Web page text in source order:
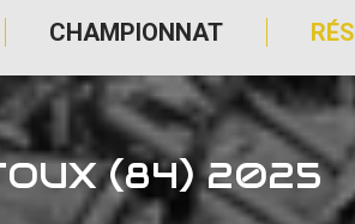
CHAMPIONNAT
(84) 2025